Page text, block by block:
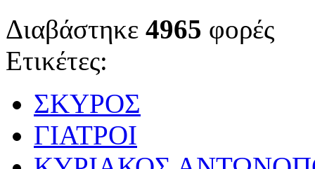
Διαβάστηκε 4965 φορές
Ετικέτες:
ΣΚΥΡΟΣ
ΓΙΑΤΡΟΙ